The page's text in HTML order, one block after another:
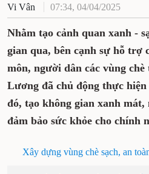
Vi Vân 07:34, 04/04/2025
Nhằm tạo cảnh quan xanh -
gian qua, bên cạnh sự hỗ
chuyên môn, người dân các
huyện Phú Lương đã chủ
pháp. Qua đó, tạo không
trong lành, đảm bảo sức